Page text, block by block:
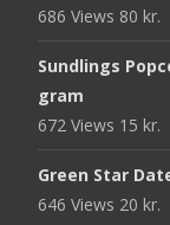
686 Views 80 kr.
Sundlings
gram
672 Views 15 kr.
Green Star
646 Views 20 kr.